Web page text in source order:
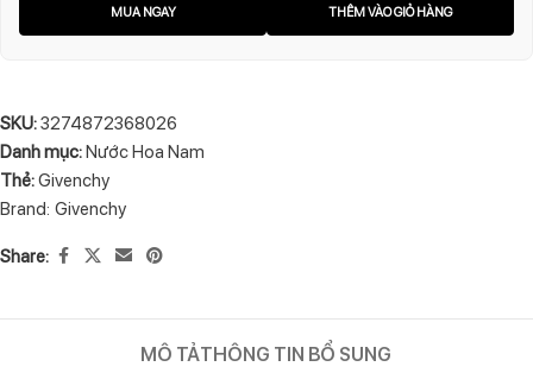
MUA NGAY THÊM VÀO GIỎ HÀNG
SKU:3274872368026
Danh mục:Nước Hoa Nam
Thẻ:Givenchy
Brand: Givenchy
Share:
MÔ TẢTHÔNG TIN BỔ SUNG